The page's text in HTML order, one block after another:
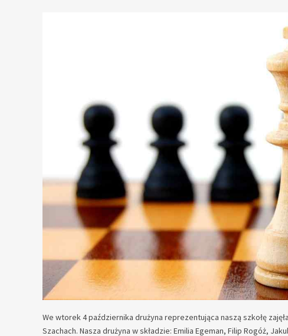
We wtorek 4 października drużyna reprezentująca naszą szkołę
Szachach. Nasza drużyna w składzie: Emilia Egeman, Filip Rogóż,